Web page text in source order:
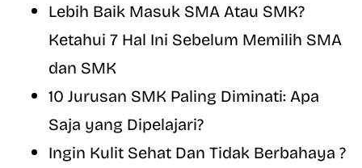
Lebih Baik Masuk SMA Atau SMK?
Ketahui 7 Hal Ini Sebelum Memilih SMA
dan SMK
10 Jurusan SMK Paling Diminati: Apa
Saja yang Dipelajari?
Ingin Kulit Sehat Dan Tidak Berbahaya ?